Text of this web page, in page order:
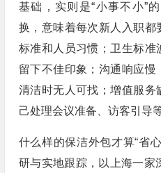
基础，实则是“小事不小”
换，意味着每次新人入职都
标准和人员习惯；卫生标
留下不佳印象；沟通响应
清洁时无人可找；增值服务
己处理会议准备、访客引导
什么样的保洁外包才算“省
研与实地跟踪，以上海一